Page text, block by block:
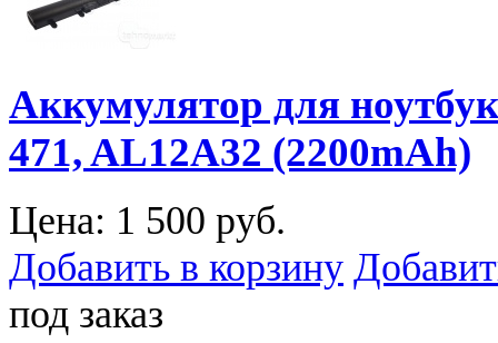
Аккумулятор для
471, AL12A32 (2200mAh)
Цена: 1 500 руб.
Добавить в корзину
под заказ